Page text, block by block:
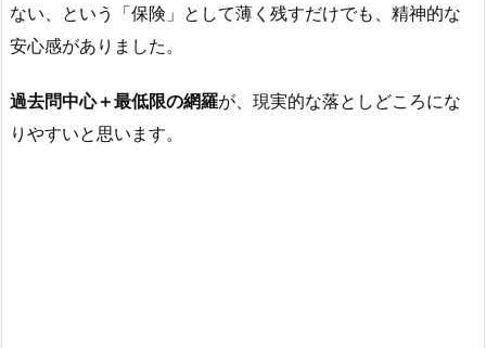
ない、という「保険」として薄く残すだけでも、精神的な
安心感がありました。
過去問中心＋最低限の網羅が、現実的な落としどころにな
りやすいと思います。